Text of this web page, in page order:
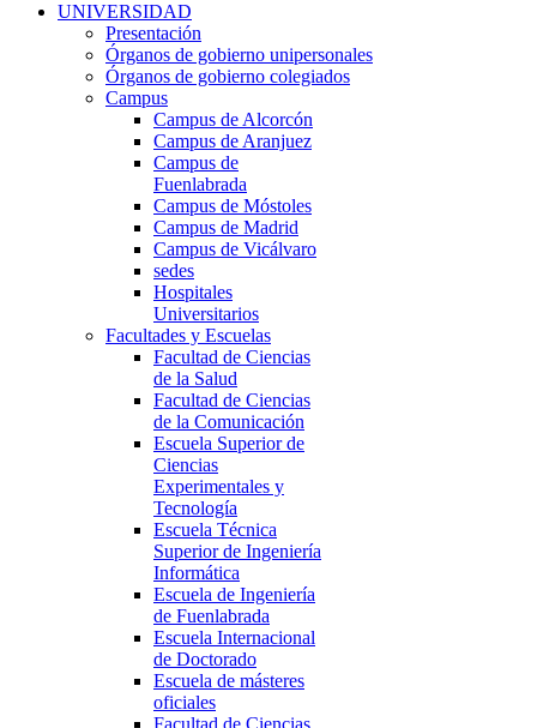
UNIVERSIDAD
Presentación
Órganos de gobierno unipersonales
Órganos de gobierno colegiados
Campus
Campus de Alcorcón
Campus de Aranjuez
Campus de
Fuenlabrada
Campus de Móstoles
Campus de Madrid
Campus de Vicálvaro
sedes
Hospitales
Universitarios
Facultades y Escuelas
Facultad de Ciencias
de la Salud
Facultad de Ciencias
de la Comunicación
Escuela Superior de
Ciencias
Experimentales y
Tecnología
Escuela Técnica
Superior de Ingeniería
Informática
Escuela de Ingeniería
de Fuenlabrada
Escuela Internacional
de Doctorado
Escuela de másteres
oficiales
Facultad de Ciencias